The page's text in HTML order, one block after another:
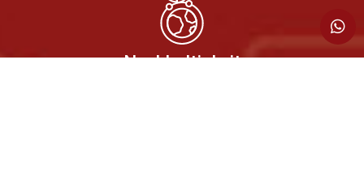
Nachhaltigkeit